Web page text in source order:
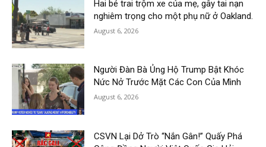
Hai bé trai trộm xe của mẹ, gây tai nạn
nghiêm trọng cho một phụ nữ ở Oakland.
August 6, 2026
Người Đàn Bà Ủng Hộ Trump Bật Khóc
Nức Nở Trước Mặt Các Con Của Mình
August 6, 2026
CSVN Lại Dở Trò “Nắn Gân!” Quấy Phá